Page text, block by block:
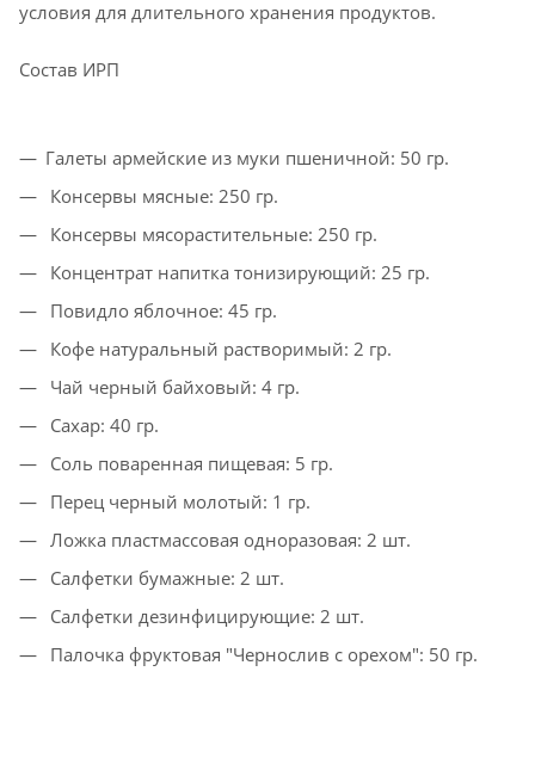
условия для длительного хранения продуктов.
Состав ИРП
Галеты армейские из муки пшеничной: 50 гр.
Консервы мясные: 250 гр.
Консервы мясорастительные: 250 гр.
Концентрат напитка тонизирующий: 25 гр.
Повидло яблочное: 45 гр.
Кофе натуральный растворимый: 2 гр.
Чай черный байховый: 4 гр.
Сахар: 40 гр.
Соль поваренная пищевая: 5 гр.
Перец черный молотый: 1 гр.
Ложка пластмассовая одноразовая: 2 шт.
Салфетки бумажные: 2 шт.
Салфетки дезинфицирующие: 2 шт.
Палочка фруктовая "Чернослив с орехом": 50 гр.